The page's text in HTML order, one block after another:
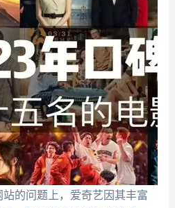
的问题上，爱奇艺因其丰富